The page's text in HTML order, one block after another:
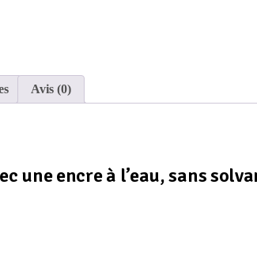
Avis (0)
une encre à l’eau, sans